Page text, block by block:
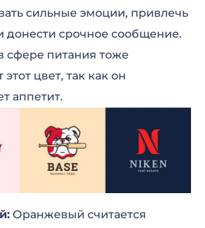
сильные эмоции, привлечь
донести срочное сообщение.
сфере питания тоже
цвет, так как он
аппетит.
Оранжевый считается